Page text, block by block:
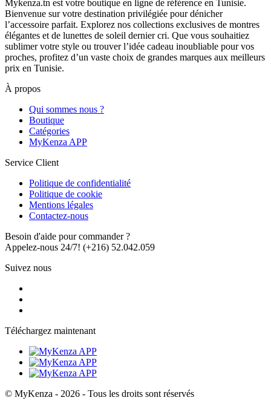
Mykenza.tn est votre boutique en ligne de référence en Tunisie.
Bienvenue sur votre destination privilégiée pour dénicher
l’accessoire parfait. Explorez nos collections exclusives de montres
élégantes et de lunettes de soleil dernier cri. Que vous souhaitiez
sublimer votre style ou trouver l’idée cadeau inoubliable pour vos
proches, profitez d’un vaste choix de grandes marques aux meilleurs
prix en Tunisie.
À propos
Qui sommes nous ?
Boutique
Catégories
MyKenza APP
Service Client
Politique de confidentialité
Politique de cookie
Mentions légales
Contactez-nous
Besoin d'aide pour commander ?
Appelez-nous 24/7! (+216) 52.042.059
Suivez nous
Téléchargez maintenant
© MyKenza - 2026 - Tous les droits sont réservés